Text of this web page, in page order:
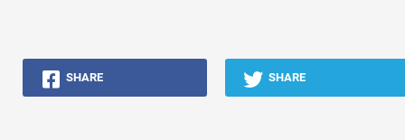
SHARE SHARE